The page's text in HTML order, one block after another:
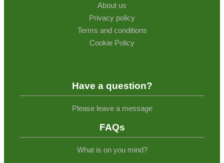
About us
Privacy policy
Terms and conditions
Cookie Policy
Have a question?
Please leave a message
FAQs
What is on you mind?